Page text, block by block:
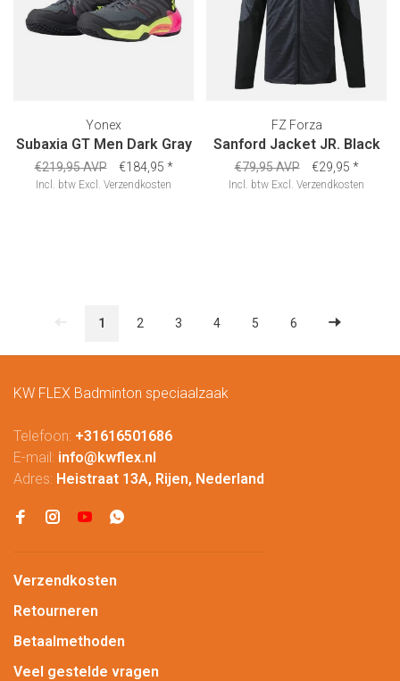
Yonex
Subaxia GT Men Dark Gray
€219,95 AVP €184,95 *
Incl. btw Excl. Verzendkosten
FZ Forza
Sanford Jacket JR. Black
€79,95 AVP €29,95 *
Incl. btw Excl. Verzendkosten
1 2 3 4 5 6
KW FLEX Badminton speciaalzaak
Telefoon: +31616501686
E-mail: info@kwflex.nl
Adres: Heistraat 13A, Rijen, Nederland
Verzendkosten
Retourneren
Betaalmethoden
Veel gestelde vragen